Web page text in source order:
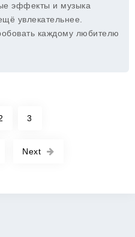
эффекты и музыка
увлекательнее.
каждому любителю
3
Next